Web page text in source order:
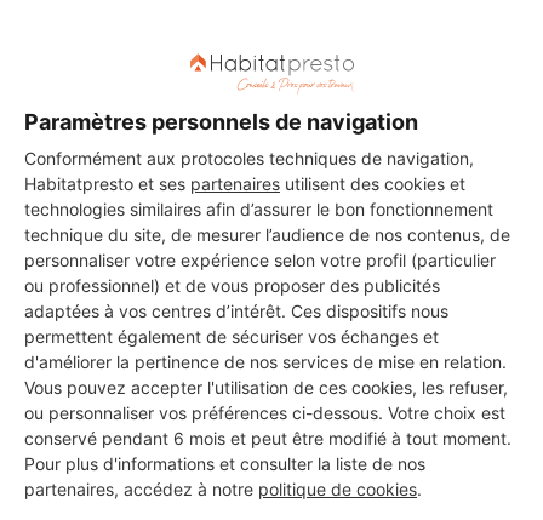
Paramètres personnels de navigation
Conformément aux protocoles techniques de navigation,
Habitatpresto et ses partenaires utilisent des cookies et
technologies similaires afin d’assurer le bon fonctionnement
technique du site, de mesurer l’audience de nos contenus, de
personnaliser votre expérience selon votre profil (particulier
ou professionnel) et de vous proposer des publicités
adaptées à vos centres d’intérêt. Ces dispositifs nous
permettent également de sécuriser vos échanges et
d'améliorer la pertinence de nos services de mise en relation.
Vous pouvez accepter l'utilisation de ces cookies, les refuser,
ou personnaliser vos préférences ci-dessous. Votre choix est
conservé pendant 6 mois et peut être modifié à tout moment.
Pour plus d'informations et consulter la liste de nos
partenaires, accédez à notre politique de cookies.
Aucun autre professionnel disponible dans cette zone
géographique.